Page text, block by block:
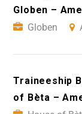
Globen –
Globen
Traineeship
of Bèta –